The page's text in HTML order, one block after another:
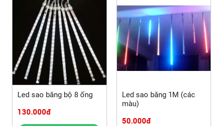
Led sao băng bộ 8 ống
130.000đ
Led sao băng 1M (các
màu)
50.000đ